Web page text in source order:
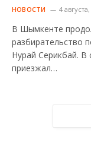
НОВОСТИ 4
В Шымкенте
разбирательство
Нурай Серикбай. В
приезжал…